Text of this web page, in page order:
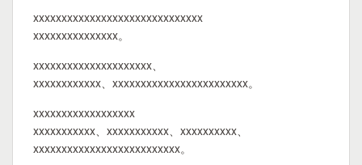
xxxxxxxxxxxxxxxxxxxxxxxxxxxxxx
xxxxxxxxxxxxxxx。
xxxxxxxxxxxxxxxxxxxxx、
xxxxxxxxxxxx、xxxxxxxxxxxxxxxxxxxxxxxx。
xxxxxxxxxxxxxxxxxx
xxxxxxxxxxx、xxxxxxxxxxx、xxxxxxxxxx、
xxxxxxxxxxxxxxxxxxxxxxxxxx。